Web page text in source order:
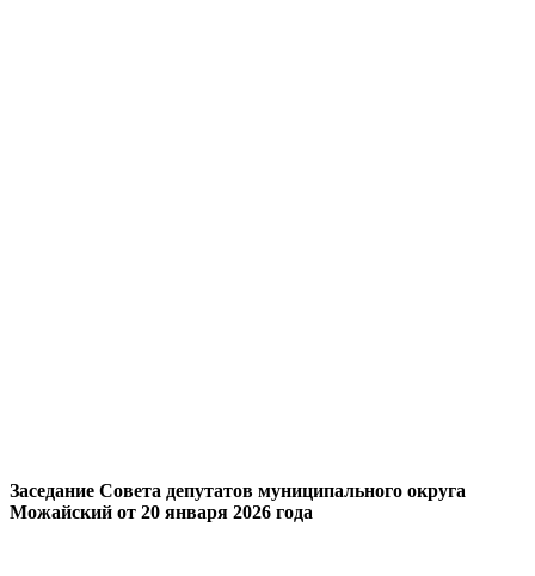
Заседание Совета депутатов муниципального округа
Можайский от 20 января 2026 года